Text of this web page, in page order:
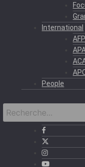
International
AFP
People